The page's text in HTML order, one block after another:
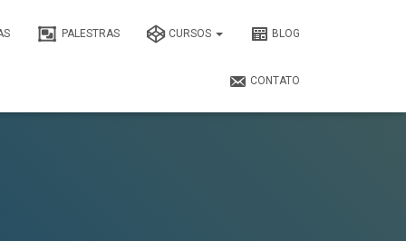
PALESTRAS CURSOS BLOG
CONTATO